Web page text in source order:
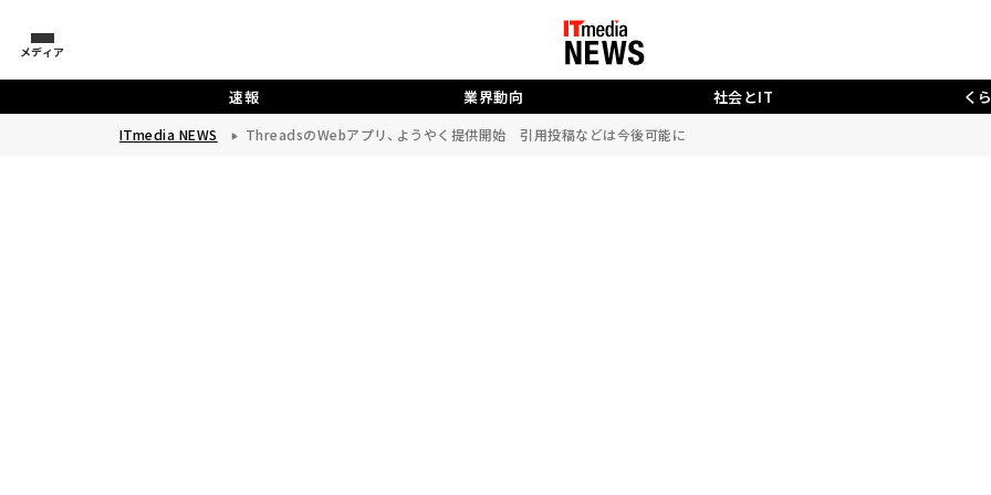
メディア
速報 業界動向 社会とIT く
ITmedia NEWS ThreadsのWebアプリ、ようやく提供開始 引用投稿などは今後可能に